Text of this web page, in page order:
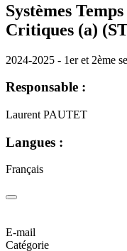
Systèmes
Critiques (a)
2024-2025 - 1er et 2ème
Responsable :
Laurent PAUTET
Langues :
Français
E-mail
Catégorie